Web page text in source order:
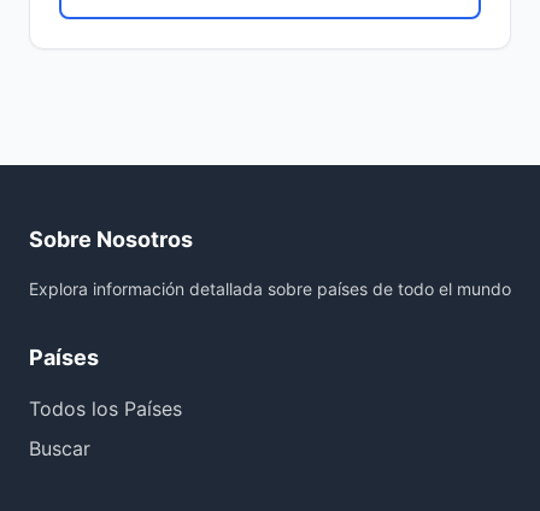
Sobre Nosotros
Explora información detallada sobre países de todo el mundo
Países
Todos los Países
Buscar